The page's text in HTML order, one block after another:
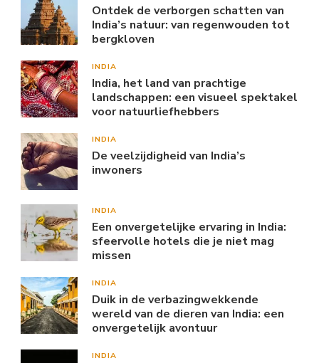
Ontdek de verborgen schatten van
India’s natuur: van regenwouden tot
bergkloven
INDIA
India, het land van prachtige
landschappen: een visueel spektakel
voor natuurliefhebbers
INDIA
De veelzijdigheid van India’s
inwoners
INDIA
Een onvergetelijke ervaring in India:
sfeervolle hotels die je niet mag
missen
INDIA
Duik in de verbazingwekkende
wereld van de dieren van India: een
onvergetelijk avontuur
INDIA